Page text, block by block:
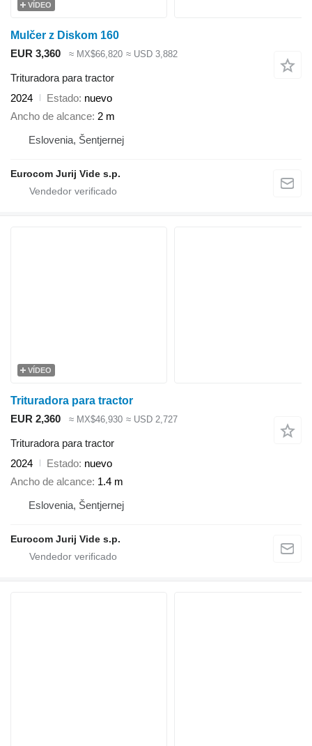
VÍDEO
Mulčer z Diskom 160
EUR 3,360
≈ MX$66,820 ≈ USD 3,882
Trituradora para tractor
2024
Estado nuevo
Ancho de alcance 2 m
Eslovenia, Šentjernej
Eurocom Jurij Vide s.p.
VÍDEO
Trituradora para tractor
EUR 2,360
≈ MX$46,930 ≈ USD 2,727
Trituradora para tractor
2024
Estado nuevo
Ancho de alcance 1.4 m
Eslovenia, Šentjernej
Eurocom Jurij Vide s.p.